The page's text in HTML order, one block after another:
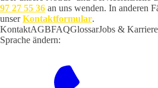
97 27 55 36 an uns wenden. In anderen
unserKontaktformular.
KontaktAGBFAQGlossarJobs & Karriere
Sprache ändern: